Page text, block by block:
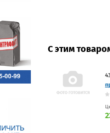
С этим